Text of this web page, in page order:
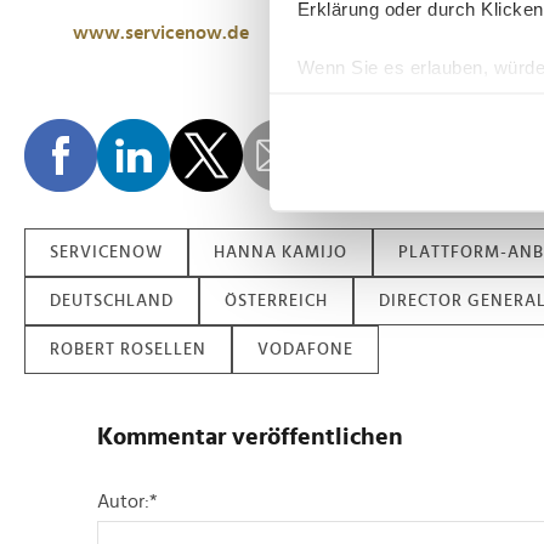
Erklärung oder durch
Wenn Sie es erlauben,
Erfahren Sie mehr darüber,
Wir verwenden Cookies, um
und die Zugriffe auf unsere
Website an unsere Partner
möglicherweise mit
www.servicenow.de
SERVICENOW HANNA KAMIJO PLATTFORM-
DEUTSCHLAND ÖSTERREICH DIRECTOR
ROBERT ROSELLEN VODAFONE
Kommentar veröffentlichen
Autor:*